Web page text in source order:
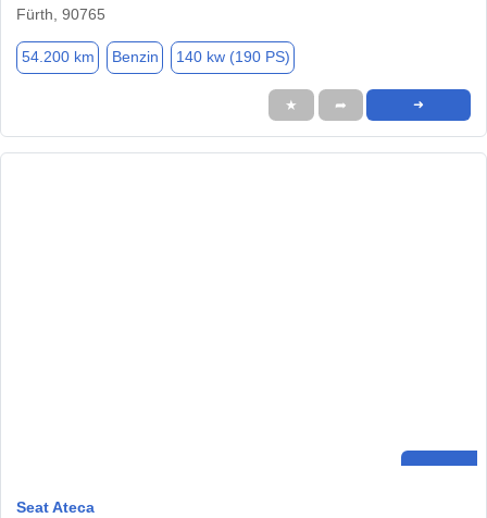
Fürth, 90765
54.200 km Benzin 140 kw (190 PS)
★ ➦ ➜
Seat Ateca